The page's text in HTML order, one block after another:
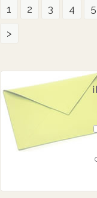
1 2 3 4
5
>